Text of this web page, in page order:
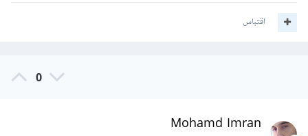
اقتباس
0
Mohamd Imran